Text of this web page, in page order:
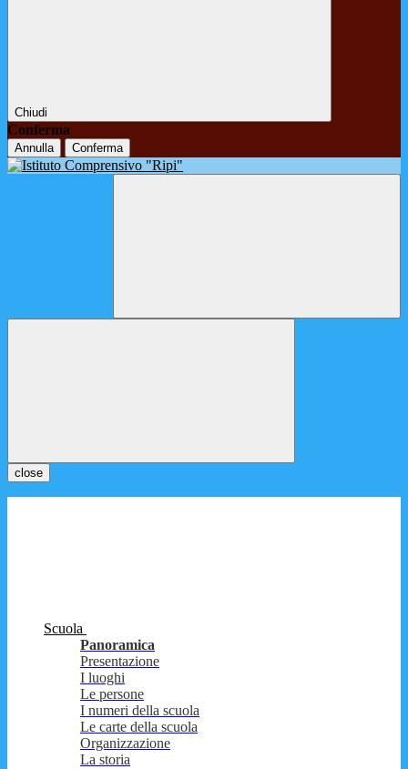
Chiudi
Conferma
Annulla Conferma
close
Scuola
Panoramica
Presentazione
I luoghi
Le persone
I numeri della scuola
Le carte della scuola
Organizzazione
La storia